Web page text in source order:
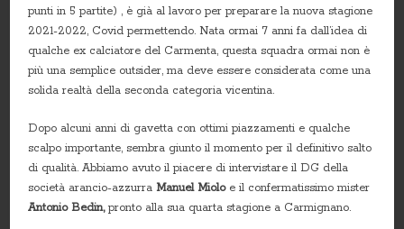
punti in 5 partite) , è già al lavoro per preparare la nuova stagione
2021-2022, Covid permettendo. Nata ormai 7 anni fa dall’idea di
qualche ex calciatore del Carmenta, questa squadra ormai non è
più una semplice outsider, ma deve essere considerata come una
solida realtà della seconda categoria vicentina.
Dopo alcuni anni di gavetta con ottimi piazzamenti e qualche
scalpo importante, sembra giunto il momento per il definitivo salto
di qualità. Abbiamo avuto il piacere di intervistare il DG della
società arancio-azzurraManuel Mioloe il confermatissimo mister
Antonio Bedin,pronto alla sua quarta stagione a Carmignano.